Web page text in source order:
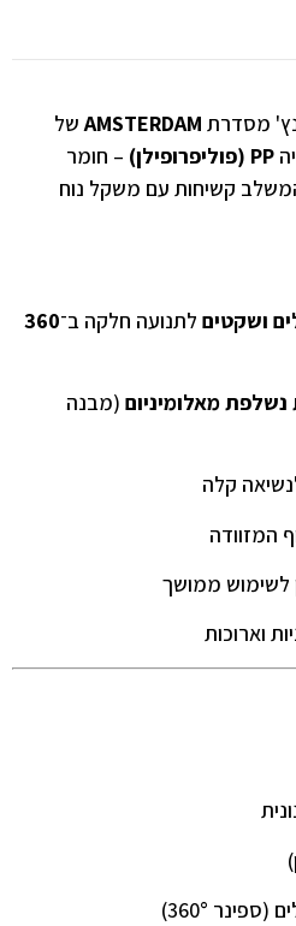
AMSTERDAMשל
PP (פוליפרופילן)
– חומר
קשיחות עם משקל נוח
לתנועה חלקה ב־360
נשלפת מאלומיניום (מבנה
קלה
המזוודה
לשימוש ממושך
וארוכות